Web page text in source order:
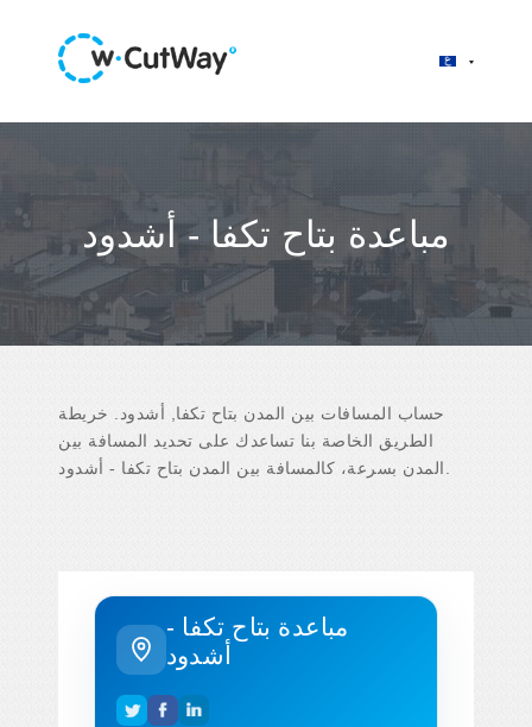
مباعدة بتاح تكفا - أشدود
حساب المسافات بين المدن بتاح تكفا, أشدود. خريطة
الطريق الخاصة بنا تساعدك على تحديد المسافة بين
مباعدة بتاح تكفا -
أشدود